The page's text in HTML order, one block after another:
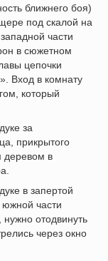
ближнего боя)
под скалой на
части
в сюжетном
цепочки
Вход в комнату
который
за
прикрытого
деревом в
в запертой
южной части
отодвинуть
через окно